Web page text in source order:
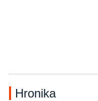
Hronika